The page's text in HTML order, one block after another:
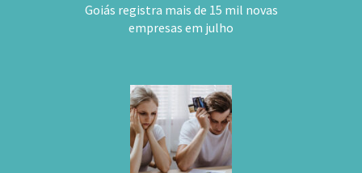
Goiás registra mais de 15 mil novas
empresas em julho